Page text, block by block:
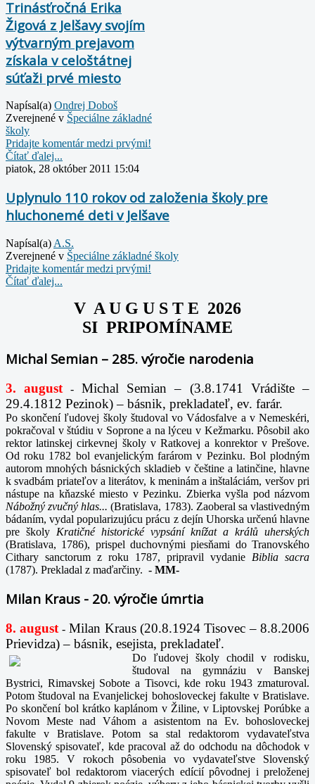
Trinásťročná Erika
Žigová z Jelšavy svojím
výtvarným prejavom
získala v celoštátnej
súťaži prvé miesto
Napísal(a) Ondrej Doboš
Zverejnené v Špeciálne základné
školy
Pridajte komentár medzi prvými!
Čítať ďalej...
piatok, 28 október 2011 15:04
Uplynulo 110 rokov od založenia školy pre
hluchonemé deti v Jelšave
Napísal(a) A.S.
Zverejnené v Špeciálne základné školy
Pridajte komentár medzi prvými!
Čítať ďalej...
V A U G U S T E 2026
SI PRIPOMÍNAME
Michal Semian – 285. výročie narodenia
3. august -Michal Semian – (3.8.1741 Vrádište –
29.4.1812 Pezinok) – básnik, prekladateľ, ev. farár.
Po skončení ľudovej školy študoval vo Vádosfalve a v Nemeskéri,
pokračoval v štúdiu v Soprone a na lýceu v Kežmarku. Pôsobil ako
rektor latinskej cirkevnej školy v Ratkovej a konrektor v Prešove.
Od roku 1782 bol evanjelickým farárom v Pezinku. Bol plodným
autorom mnohých básnických skladieb v češtine a latinčine, hlavne
k svadbám priateľov a literátov, k meninám a inštaláciám, veršov pri
nástupe na kňazské miesto v Pezinku. Zbierka vyšla pod názvom
Nábožný zvučný hlas...(Bratislava, 1783). Zaoberal sa vlastivedným
bádaním, vydal popularizujúcu prácu z dejín Uhorska určenú hlavne
pre školy Kratičné historické vypsání knížat a králů uherských
(Bratislava, 1786), prispel duchovnými piesňami do Tranovského
Cithary sanctorum z roku 1787, pripravil vydanie Biblia sacra
(1787). Prekladal z maďarčiny. - MM-
Milan Kraus - 20. výročie úmrtia
8. august -Milan Kraus (20.8.1924 Tisovec – 8.8.2006
Prievidza) – básnik, esejista, prekladateľ.
Do ľudovej školy chodil v rodisku,
študoval na gymnáziu v Banskej
Bystrici, Rimavskej Sobote a Tisovci, kde roku 1943 zmaturoval.
Potom študoval na Evanjelickej bohosloveckej fakulte v Bratislave.
Po skončení bol krátko kaplánom v Žiline, v Liptovskej Porúbke a
Novom Meste nad Váhom a asistentom na Ev. bohosloveckej
fakulte v Bratislave. Potom sa stal redaktorom vydavateľstva
Slovenský spisovateľ, kde pracoval až do odchodu na dôchodok v
roku 1985. V rokoch pôsobenia vo vydavateľstve Slovenský
spisovateľ bol redaktorom viacerých edícií pôvodnej i preloženej